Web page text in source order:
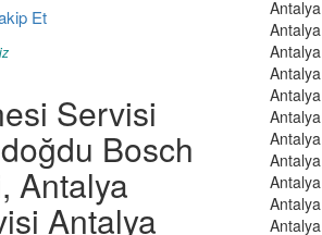
Et
Servisi
Bosch
Antalya
Antalya
Antalya
Antalya
Antalya
Antalya
Antalya
Antalya
Antalya
Antalya
Antalya
Antalya
Antalya